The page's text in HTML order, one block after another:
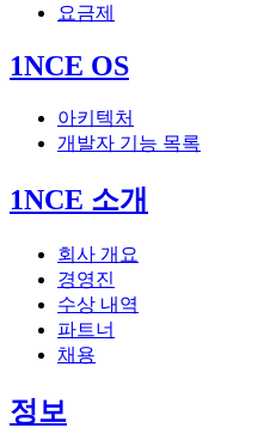
요금제
1NCE OS
아키텍처
개발자 기능 목록
1NCE 소개
회사 개요
경영진
수상 내역
파트너
채용
정보